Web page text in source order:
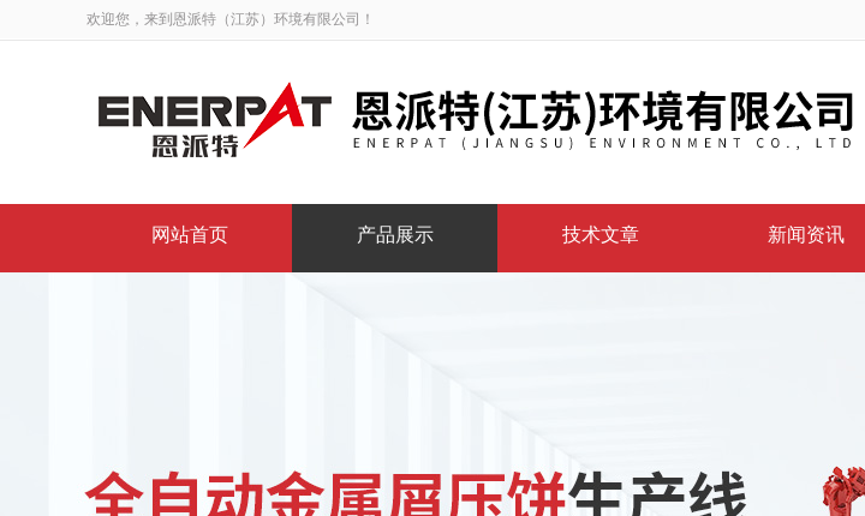
欢迎您，来到恩派特（江苏）环境有限公司！
网站首页 产品展示 技术文章 新闻资讯